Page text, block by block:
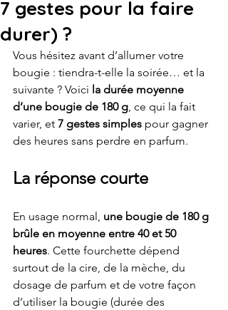
7 gestes pour la faire
durer) ?
Vous hésitez avant d’allumer votre
bougie : tiendra-t-elle la soirée… et la
suivante ? Voici la durée moyenne
d’une bougie de 180 g, ce qui la fait
varier, et 7 gestes simples pour gagner
des heures sans perdre en parfum.
La réponse courte
En usage normal, une bougie de 180 g
brûle en moyenne entre 40 et 50
heures. Cette fourchette dépend
surtout de la cire, de la mèche, du
dosage de parfum et de votre façon
d’utiliser la bougie (durée des